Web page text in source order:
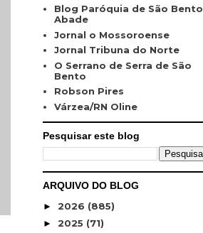
Blog Paróquia de São Bento
Abade
Jornal o Mossoroense
Jornal Tribuna do Norte
O Serrano de Serra de São
Bento
Robson Pires
Várzea/RN Oline
Pesquisar este blog
ARQUIVO DO BLOG
► 2026 (885)
► 2025 (71)